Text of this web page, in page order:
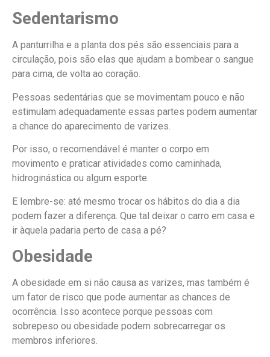
Sedentarismo
A panturrilha e a planta dos pés são essenciais para a
circulação, pois são elas que ajudam a bombear o sangue
para cima, de volta ao coração.
Pessoas sedentárias que se movimentam pouco e não
estimulam adequadamente essas partes podem aumentar
a chance do aparecimento de varizes.
Por isso, o recomendável é manter o corpo em
movimento e praticar atividades como caminhada,
hidroginástica ou algum esporte.
E lembre-se: até mesmo trocar os hábitos do dia a dia
podem fazer a diferença. Que tal deixar o carro em casa e
ir àquela padaria perto de casa a pé?
Obesidade
A obesidade em si não causa as varizes, mas também é
um fator de risco que pode aumentar as chances de
ocorrência. Isso acontece porque pessoas com
sobrepeso ou obesidade podem sobrecarregar os
membros inferiores.